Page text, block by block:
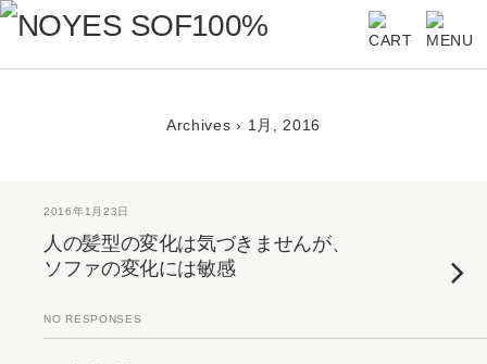
Archives › 1月, 2016
2016年1月23日
人の髪型の変化は気づきませんが、
ソファの変化には敏感
NO RESPONSES